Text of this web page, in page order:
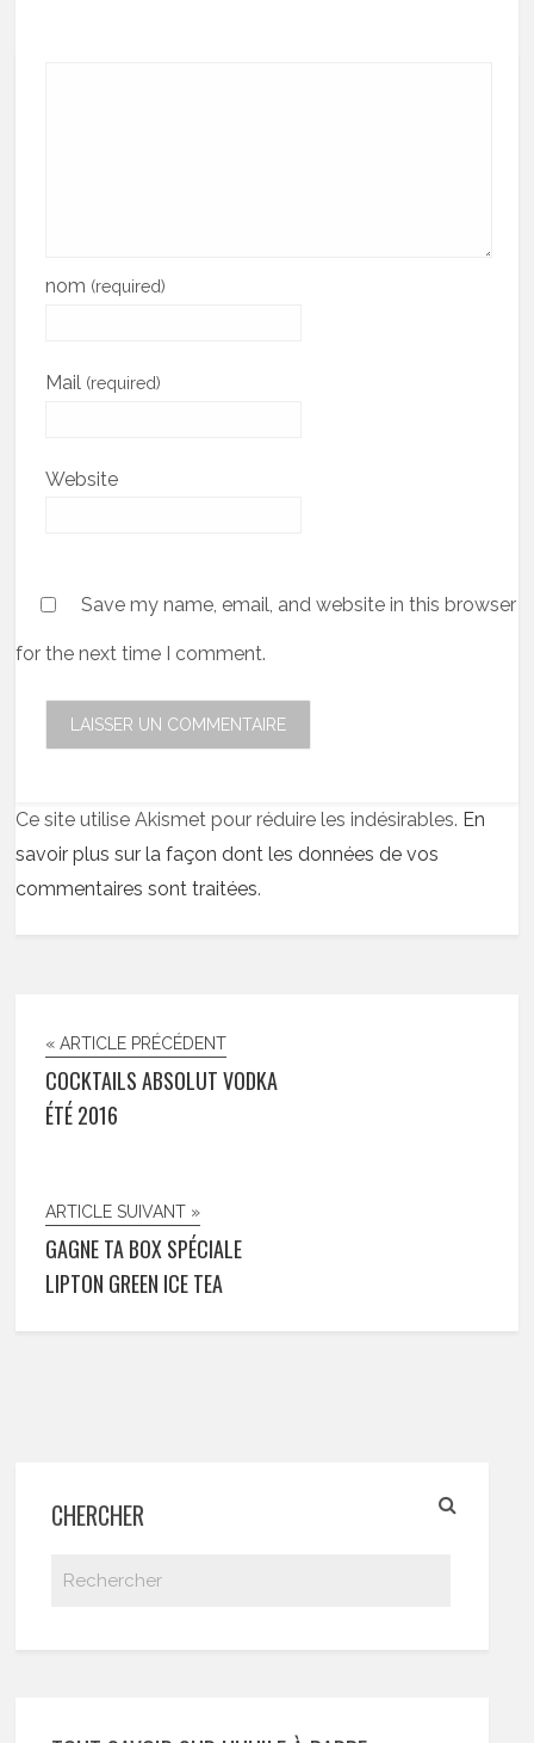
nom (required)
Mail (required)
Website
Save my name, email, and website in this browser
for the next time I comment.
Ce site utilise Akismet pour réduire les indésirables. En
savoir plus sur la façon dont les données de vos
commentaires sont traitées.
« ARTICLE PRÉCÉDENT
COCKTAILS ABSOLUT VODKA
ÉTÉ 2016
ARTICLE SUIVANT »
GAGNE TA BOX SPÉCIALE
LIPTON GREEN ICE TEA
CHERCHER